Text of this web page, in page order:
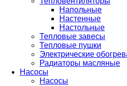
Напольные
Настенные
Настольные
Тепловые завесы
Тепловые пушки
Электрические
Радиаторы масляные
Насосы
Насосы